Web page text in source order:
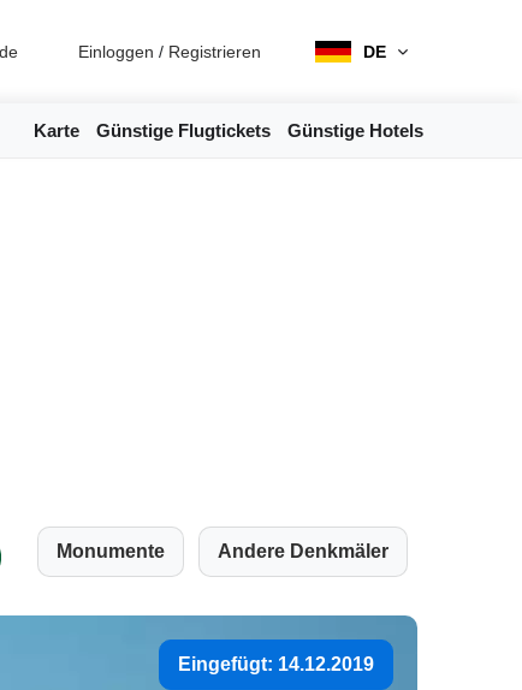
Einloggen / Registrieren DE
Karte Günstige Flugtickets Günstige Hotels
Monumente Andere Denkmäler
Eingefügt: 14.12.2019